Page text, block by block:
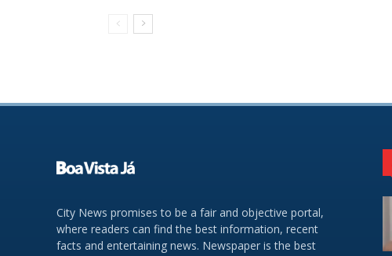
City News promises to be a fair and objective portal,
where readers can find the best information, recent
facts and entertaining news. Newspaper is the best